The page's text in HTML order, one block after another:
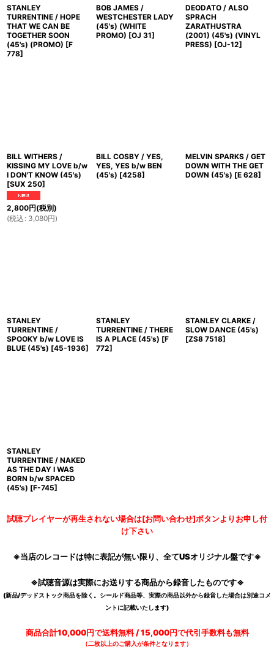
STANLEY
TURRENTINE / HOPE
THAT WE CAN BE
TOGETHER SOON
(45's) (PROMO) [F
778]
BOB JAMES /
WESTCHESTER LADY
(45's) (WHITE
PROMO) [OJ 31]
DEODATO / ALSO
SPRACH
ZARATHUSTRA
(2001) (45's) (VINYL
PRESS) [OJ-12]
BILL WITHERS /
KISSING MY LOVE b/w
I DON'T KNOW (45's)
[SUX 250]
2,800円(税別)
(税込 : 3,080円)
BILL COSBY / YES,
YES, YES b/w BEN
(45's) [4258]
MELVIN SPARKS / GET
DOWN WITH THE GET
DOWN (45's) [E 628]
STANLEY
TURRENTINE /
SPOOKY b/w LOVE IS
BLUE (45's) [45-1936]
STANLEY
TURRENTINE / THERE
IS A PLACE (45's) [F
772]
STANLEY CLARKE /
SLOW DANCE (45's)
[ZS8 7518]
STANLEY
TURRENTINE / NAKED
AS THE DAY I WAS
BORN b/w SPACED
(45's) [F-745]
試聴プレイヤーが再生されない場合は[お問い合わせ]ボタンよりお申し付
け下さい
※当店のレコードは特に表記が無い限り、全てUSオリジナル盤です※
※試聴音源は実際にお送りする商品から録音したものです※
(新品/デッドストック商品を除く。シールド商品等、実際の商品以外から録音した場合は別途コメ
ントに記載いたします)
商品合計10,000円で送料無料 / 15,000円で代引手数料も無料
（二枚以上のご購入が条件となります）